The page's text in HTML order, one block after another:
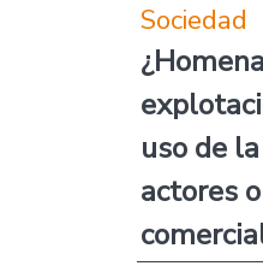
Sociedad
uso de
actores